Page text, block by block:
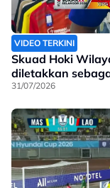
VIDEO TERKINI
Skuad Hoki
diletakkan
31/07/2026